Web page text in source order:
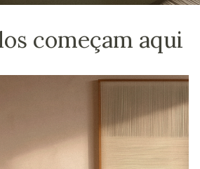
começam aqui